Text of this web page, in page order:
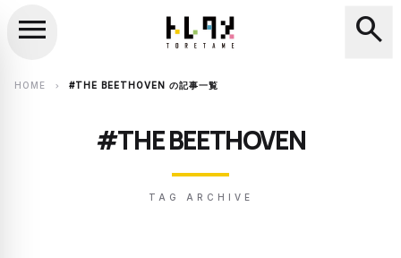
search
menu search
HOME chevron_right #THE BEETHOVEN の記事一覧
#THE BEETHOVEN
TAG ARCHIVE